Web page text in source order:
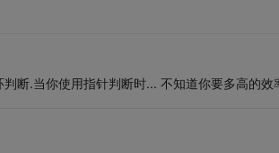
断.当你使用指针判断时... 不知道你要多高的效